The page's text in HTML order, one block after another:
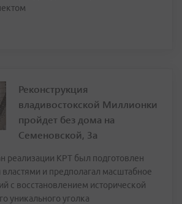
Реконструкция
владивостокской Миллионки
пройдет без дома на
Семеновской, 3а
реализации КРТ был подготовлен
и предполагал масштабное
с восстановлением исторической
уникального уголка